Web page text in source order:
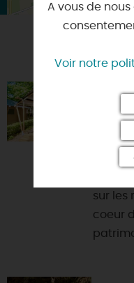
VOUS
DES
45260
JOUDRY
sur les
coeur
A vous de
Voir notre